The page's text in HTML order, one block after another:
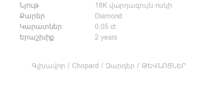
Նյութ
18K վարդագույն ոսկի
Քարեր
Diamond
Կարատներ
0.05 ct.
Երաշխիք
2 years
Գլխավոր / Chopard / Զարդեր / ԹԵՎՆՈՑՆԵՐ